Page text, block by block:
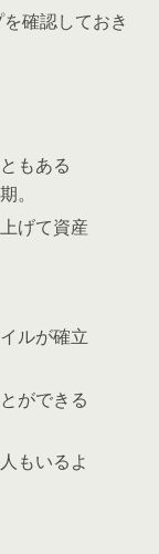
確認しておき
もある
。
げて資産
ルが確立
ができる
もいるよ